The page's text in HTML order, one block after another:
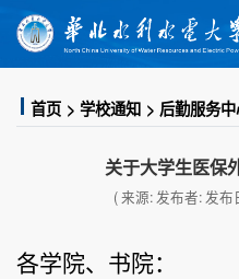
首页 学校通知 后勤服务
关于大学生医保
( 来源: 发布者: 发
各学院、书院：